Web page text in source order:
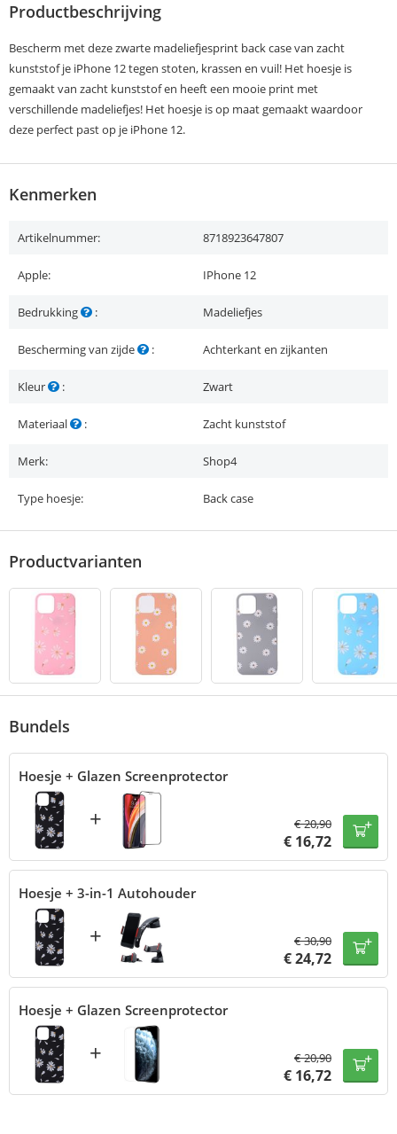
Productbeschrijving
Bescherm met deze zwarte madeliefjesprint back case van zacht
kunststof je iPhone 12 tegen stoten, krassen en vuil! Het hoesje is
gemaakt van zacht kunststof en heeft een mooie print met
verschillende madeliefjes! Het hoesje is op maat gemaakt waardoor
deze perfect past op je iPhone 12.
Kenmerken
Artikelnummer: 8718923647807
Apple: IPhone 12
Bedrukking : Madeliefjes
Bescherming van zijde : Achterkant en zijkanten
Kleur : Zwart
Materiaal : Zacht kunststof
Merk: Shop4
Type hoesje: Back case
Productvarianten
Bundels
Hoesje + Glazen Screenprotector
+ €20,90
€ 16,72
Hoesje + 3-in-1 Autohouder
+ €30,90
€24,72
Hoesje + Glazen Screenprotector
+ €20,90
€ 16,72